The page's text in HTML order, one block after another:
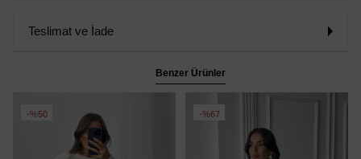
Teslimat ve İade
Benzer Ürünler
%50 %67